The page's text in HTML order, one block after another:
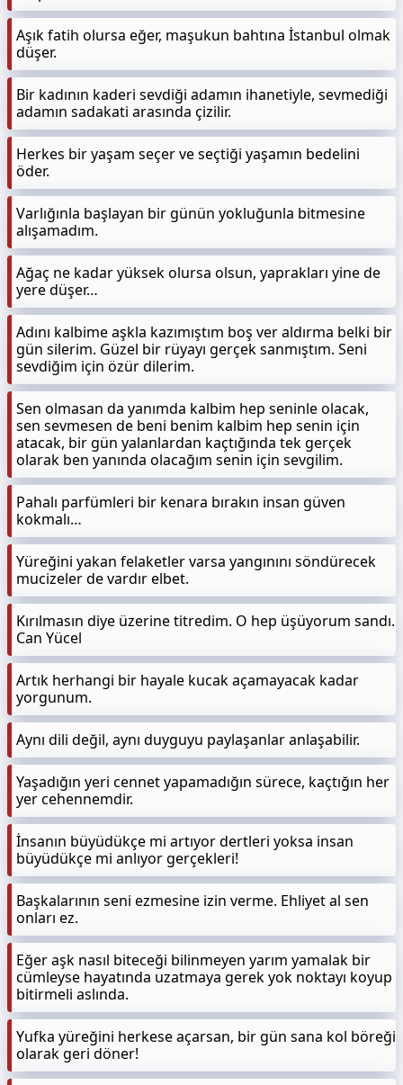
Aşık fatih olursa eğer, maşukun bahtına İstanbul olmak
düşer.
Bir kadının kaderi sevdiği adamın ihanetiyle, sevmediği
adamın sadakati arasında çizilir.
Herkes bir yaşam seçer ve seçtiği yaşamın bedelini
öder.
Varlığınla başlayan bir günün yokluğunla bitmesine
alışamadım.
Ağaç ne kadar yüksek olursa olsun, yaprakları yine de
yere düşer…
Adını kalbime aşkla kazımıştım boş ver aldırma belki bir
gün silerim. Güzel bir rüyayı gerçek sanmıştım. Seni
sevdiğim için özür dilerim.
Sen olmasan da yanımda kalbim hep seninle olacak,
sen sevmesen de beni benim kalbim hep senin için
atacak, bir gün yalanlardan kaçtığında tek gerçek
olarak ben yanında olacağım senin için sevgilim.
Pahalı parfümleri bir kenara bırakın insan güven
kokmalı…
Yüreğini yakan felaketler varsa yangınını söndürecek
mucizeler de vardır elbet.
Kırılmasın diye üzerine titredim. O hep üşüyorum sandı.
Can Yücel
Artık herhangi bir hayale kucak açamayacak kadar
yorgunum.
Aynı dili değil, aynı duyguyu paylaşanlar anlaşabilir.
Yaşadığın yeri cennet yapamadığın sürece, kaçtığın her
yer cehennemdir.
İnsanın büyüdükçe mi artıyor dertleri yoksa insan
büyüdükçe mi anlıyor gerçekleri!
Başkalarının seni ezmesine izin verme. Ehliyet al sen
onları ez.
Eğer aşk nasıl biteceği bilinmeyen yarım yamalak bir
cümleyse hayatında uzatmaya gerek yok noktayı koyup
bitirmeli aslında.
Yufka yüreğini herkese açarsan, bir gün sana kol böreği
olarak geri döner!